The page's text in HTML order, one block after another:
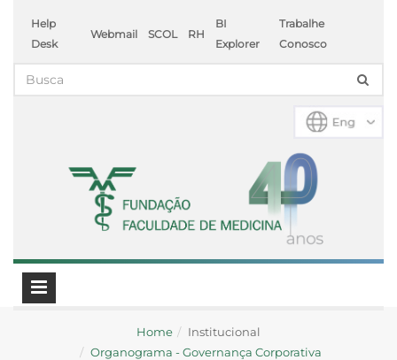
Help
Desk
Webmail SCOL RH
BI
Explorer
Trabalhe
Conosco
Home
Institucional
Organograma - Governança Corporativa